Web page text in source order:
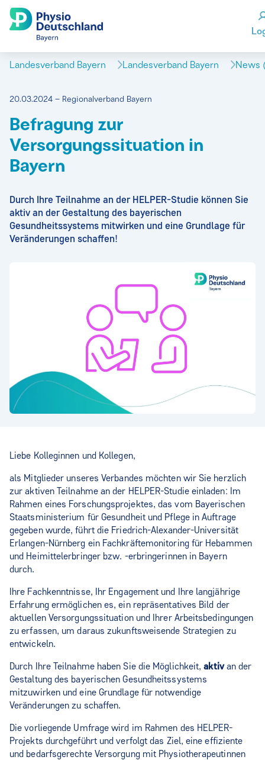
Landesverband Bayern Landesverband Bayern News
20.03.2024 – Regionalverband Bayern
Befragung zur
Versorgungssituation in
Bayern
Durch Ihre Teilnahme an der HELPER-Studie können Sie
aktiv an der Gestaltung des bayerischen
Gesundheitssystems mitwirken und eine Grundlage für
Veränderungen schaffen!
Liebe Kolleginnen und Kollegen,
als Mitglieder unseres Verbandes möchten wir Sie herzlich
zur aktiven Teilnahme an der HELPER-Studie einladen: Im
Rahmen eines Forschungsprojektes, das vom Bayerischen
Staatsministerium für Gesundheit und Pflege in Auftrage
gegeben wurde, führt die Friedrich-Alexander-Universität
Erlangen-Nürnberg ein Fachkräftemonitoring für Hebammen
und Heimittelerbringer bzw. -erbringerinnen in Bayern
durch.
Ihre Fachkenntnisse, Ihr Engagement und Ihre langjährige
Erfahrung ermöglichen es, ein repräsentatives Bild der
aktuellen Versorgungssituation und Ihrer Arbeitsbedingungen
zu erfassen, um daraus zukunftsweisende Strategien zu
entwickeln.
Durch Ihre Teilnahme haben Sie die Möglichkeit,aktivan der
Gestaltung des bayerischen Gesundheitssystems
mitzuwirken und eine Grundlage für notwendige
Veränderungen zu schaffen.
Die vorliegende Umfrage wird im Rahmen des HELPER-
Projekts durchgeführt und verfolgt das Ziel, eine effiziente
und bedarfsgerechte Versorgung mit Physiotherapeutinnen